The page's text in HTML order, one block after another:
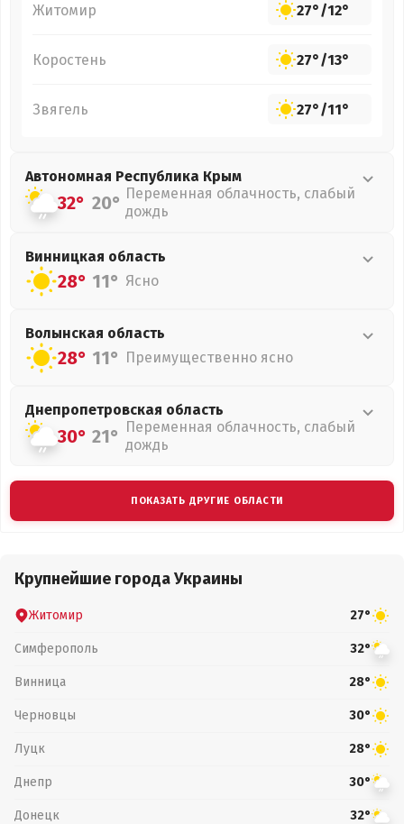
Житомир 27°/12°
Коростень 27°/13°
Звягель 27°/11°
Автономная Республика Крым
32° 20° Переменная облачность, слабый
дождь
Винницкая область
28° 11° Ясно
Волынская область
28° 11° Преимущественно ясно
Днепропетровская область
30° 21° Переменная облачность, слабый
дождь
ПОКАЗАТЬ ДРУГИЕ ОБЛАСТИ
Крупнейшие города Украины
Житомир 27°
Симферополь 32°
Винница 28°
Черновцы 30°
Луцк 28°
Днепр 30°
Донецк 32°